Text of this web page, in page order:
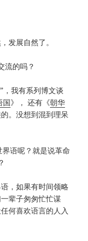
发展自然了。
流的吗？
我有系列博文谈
国》， 还有《朝华
。没想到混到理呆
语呢？就是说革命
，如果有时间领略
辈子匆匆忙忙谋
何喜欢语言的人入